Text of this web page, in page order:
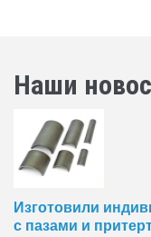
Наши
Изготовили
с пазами и